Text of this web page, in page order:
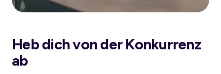
Heb dich von der Konkurrenz
ab